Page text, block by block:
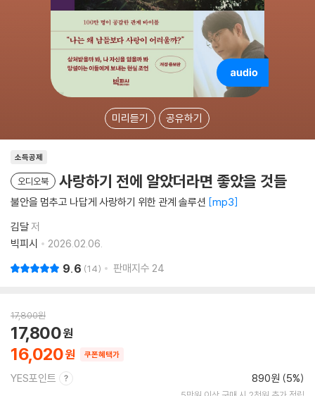
미리듣기 공유하기
소득공제
오디오북 사랑하기 전에 알았더라면 좋았을 것들
불안을 멈추고 나답게 사랑하기 위한 관계 솔루션 mp3
김달저
빅피시
2026.02.06.
9.6 14 판매지수 24
17,800원
16,020
17,800
쿠폰혜택가
YES포인트 890원 (5%)